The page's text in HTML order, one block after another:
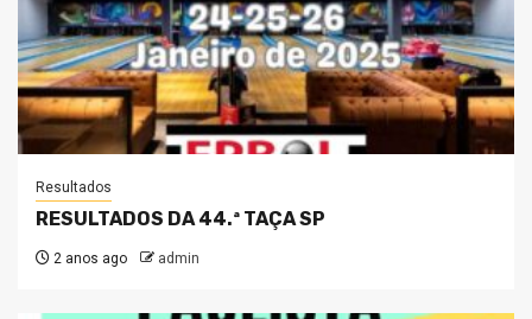
Resultados
RESULTADOS DA 44.ª TAÇA SP
2 anos ago admin